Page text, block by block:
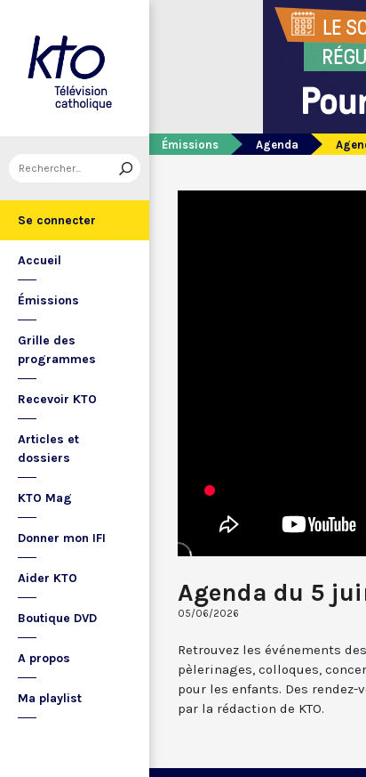
Se connecter
Accueil
Émissions
Grille des
programmes
Recevoir KTO
Articles et
dossiers
KTO Mag
Donner mon IFI
Aider KTO
Boutique DVD
A propos
Ma playlist
Émissions Agenda
Agenda du 5
05/06/2026
Retrouvez les événements
pèlerinages, colloques,
pour les enfants. Des
par la rédaction de KTO.